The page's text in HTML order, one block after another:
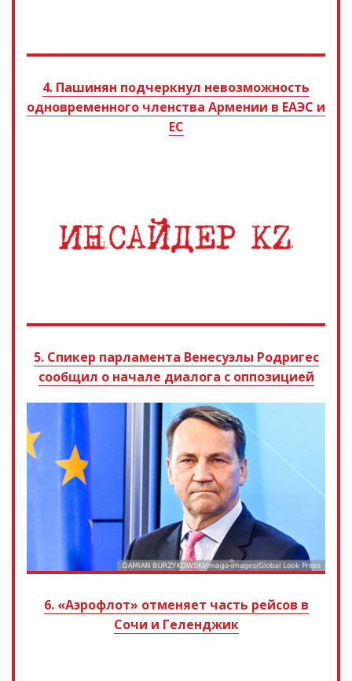
4. Пашинян подчеркнул невозможность
одновременного членства Армении в ЕАЭС и
ЕС
5. Спикер парламента Венесуэлы Родригес
сообщил о начале диалога с оппозицией
6. «Аэрофлот» отменяет часть рейсов в
Сочи и Геленджик